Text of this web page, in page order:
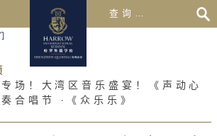
场！大湾区音乐盛宴！《声动心
合唱节 ·《众乐乐》